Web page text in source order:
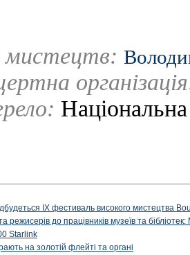
мистецтв:
IX фестиваль високого мистецтва
та режисерів до працівників музеїв та
Starlink
на золотій флейті та органі